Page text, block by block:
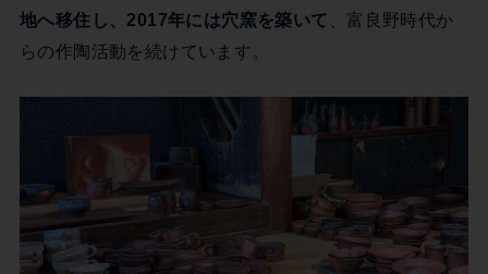
地へ移住し、2017年には穴窯を築いて 、富良野時代か
らの作陶活動を続けています。